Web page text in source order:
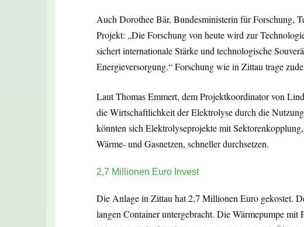
Auch Dorothee Bär, Bundesministerin für Forschung,
Projekt: „Die Forschung von heute wird zur
sichert internationale Stärke und technologische
Energieversorgung.“ Forschung wie in Zittau trage
Laut Thomas Emmert, dem Projektkoordinator von
die Wirtschaftlichkeit der Elektrolyse durch die
könnten sich Elektrolyseprojekte mit
Wärme- und Gasnetzen, schneller durchsetzen.
2,7 Millionen Euro Invest
Die Anlage in Zittau hat 2,7 Millionen Euro gekostet.
langen Container untergebracht. Die Wärmepumpe mit